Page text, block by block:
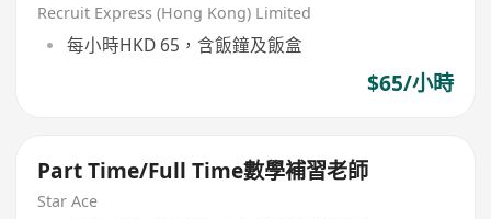
Recruit Express (Hong Kong) Limited
每小時HKD 65，含飯鐘及飯盒
$65/小時
Part Time/Full Time數學補習老師
Star Ace